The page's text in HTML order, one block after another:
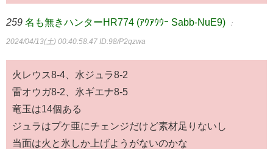
259 名も無きハンターHR774 (ｱｳｱｳｳｰ Sabb-NuE9) ：
2024/04/13(土) 00:40:58.47 ID:98/P2qzwa
火レウス8-4、水ジュラ8-2
雷オウガ8-2、氷ギエナ8-5
竜玉は14個ある
ジュラはプケ亜にチェンジだけど素材足りないし
当面は火と氷しか上げようがないのかな